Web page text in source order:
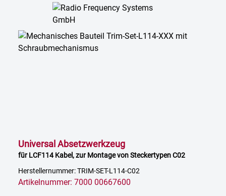
Universal Absetzwerkzeug
für LCF114 Kabel, zur Montage von Steckertypen C02
Herstellernummer: TRIM-SET-L114-C02
Artikelnummer: 7000 00667600